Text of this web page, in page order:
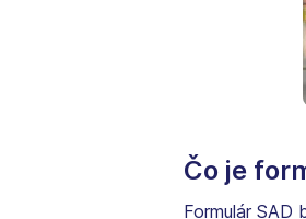
Čo je
Formulár